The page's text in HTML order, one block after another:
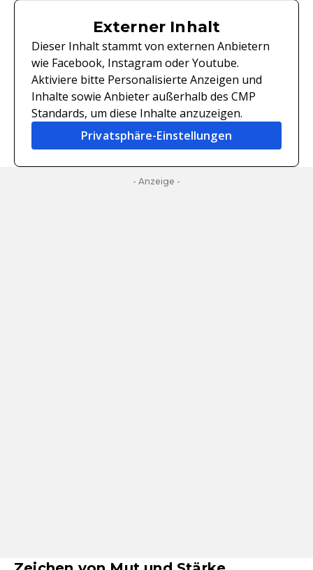
Externer Inhalt
Dieser Inhalt stammt von externen Anbietern
wie Facebook, Instagram oder Youtube.
Aktiviere bitte Personalisierte Anzeigen und
Inhalte sowie Anbieter außerhalb des CMP
Standards, um diese Inhalte anzuzeigen.
Privatsphäre-Einstellungen
- Anzeige -